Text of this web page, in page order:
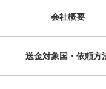
会社概要
送金対象国・依頼方